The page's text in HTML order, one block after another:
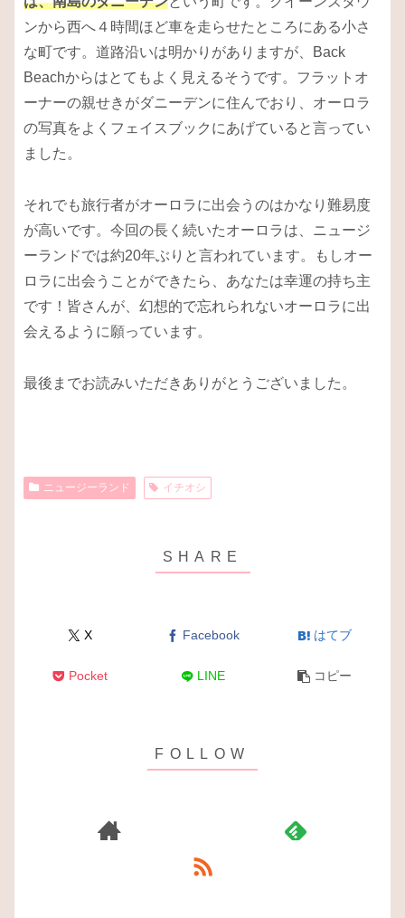
ンから西へ４時間ほど車を走らせたところにある小さ
な町です。道路沿いは明かりがありますが、Back
Beachからはとてもよく見えるそうです。フラットオ
ーナーの親せきがダニーデンに住んでおり、オーロラ
の写真をよくフェイスブックにあげていると言ってい
ました。
それでも旅行者がオーロラに出会うのはかなり難易度
が高いです。今回の長く続いたオーロラは、ニュージ
ーランドでは約20年ぶりと言われています。もしオー
ロラに出会うことができたら、あなたは幸運の持ち主
です！皆さんが、幻想的で忘れられないオーロラに出
会えるように願っています。
最後までお読みいただきありがとうございました。
ニュージーランド イチオシ
X Facebook はてブ
Pocket LINE コピー